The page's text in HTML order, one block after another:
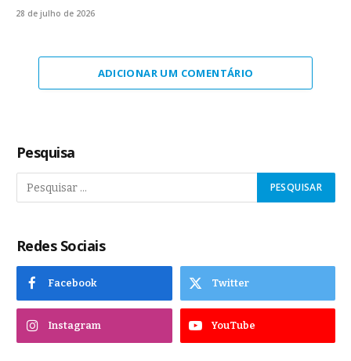
28 de julho de 2026
ADICIONAR UM COMENTÁRIO
Pesquisa
Redes Sociais
Facebook Twitter
Instagram YouTube